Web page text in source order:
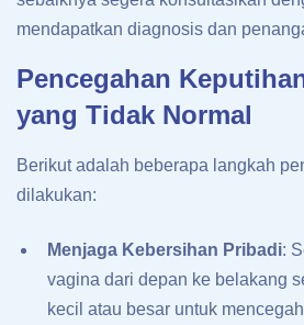
mendapatkan diagnosis dan
Pencegahan
yang Tidak Normal
Berikut adalah beberapa langkah
dilakukan:
Menjaga Kebersihan Pribadi:
vagina dari depan ke belakang
kecil atau besar untuk